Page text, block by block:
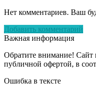
Нет комментариев. Ваш
Добавить комментарий
Важная информация
Обратите внимание! Сайт
публичной офертой, в
Ошибка в тексте